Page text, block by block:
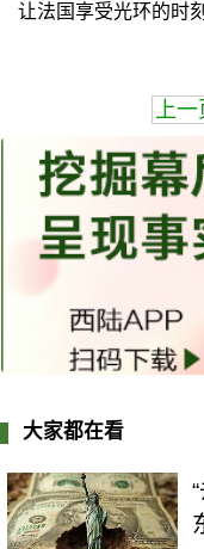
让法国享受光环的时刻
上一
大家都在看